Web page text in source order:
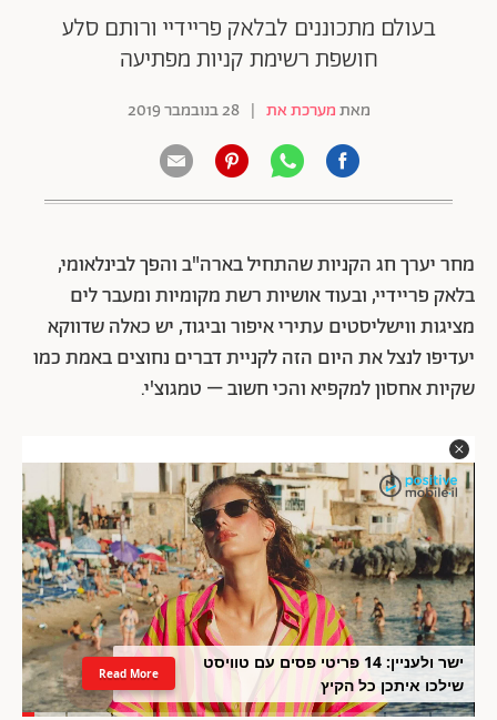
בעולם מתכוננים לבלאק פריידיי ורותם סלע
חושפת רשימת קניות מפתיעה
מאתמערכת את | 28 בנובמבר 2019
מחר יערך חג הקניות שהתחיל בארה"ב והפך לבינלאומי,
בלאק פריידיי, ובעוד אושיות רשת מקומיות ומעבר לים
מציגות ווישליסטים עתירי איפור וביגוד, יש כאלה שדווקא
יעדיפו לנצל את היום הזה לקניית דברים נחוצים באמת כמו
שקיות אחסון למקפיא והכי חשוב – טמגוצ'י.
ישר ולעניין: 14 פריטי פסים עם טוויסט
שילכו איתכן כל הקיץ
Read More